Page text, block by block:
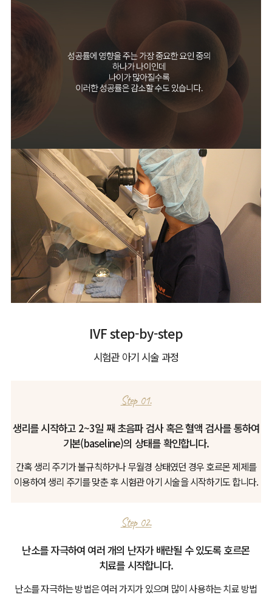
IVF step-by-step
시험관 아기 시술 과정
Step 01.
생리를 시작하고 2~3일 째 초음파 검사 혹은 혈액 검사를 통하여
기본(baseline)의 상태를 확인합니다.
간혹 생리 주기가 불규칙하거나 무월경 상태였던 경우 호르몬 제제를
이용하여생리 주기를 맞춘 후 시험관 아기 시술을 시작하기도 합니다.
Step 02.
난소를 자극하여 여러 개의 난자가 배란될 수 있도록 호르몬
치료를 시작합니다.
난소를 자극하는 방법은 여러 가지가 있으며 많이 사용하는 치료 방법